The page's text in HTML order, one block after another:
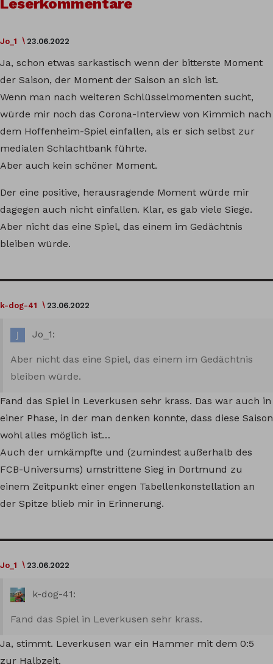
Leserkommentare
Jo_1 23.06.2022
Ja, schon etwas sarkastisch wenn der bitterste Moment
der Saison, der Moment der Saison an sich ist.
Wenn man nach weiteren Schlüsselmomenten sucht,
würde mir noch das Corona-Interview von Kimmich nach
dem Hoffenheim-Spiel einfallen, als er sich selbst zur
medialen Schlachtbank führte.
Aber auch kein schöner Moment.
Der eine positive, herausragende Moment würde mir
dagegen auch nicht einfallen. Klar, es gab viele Siege.
Aber nicht das eine Spiel, das einem im Gedächtnis
bleiben würde.
k-dog-41 23.06.2022
Jo_1:
Aber nicht das eine Spiel, das einem im Gedächtnis
bleiben würde.
Fand das Spiel in Leverkusen sehr krass. Das war auch in
einer Phase, in der man denken konnte, dass diese Saison
wohl alles möglich ist…
Auch der umkämpfte und (zumindest außerhalb des
FCB-Universums) umstrittene Sieg in Dortmund zu
einem Zeitpunkt einer engen Tabellenkonstellation an
der Spitze blieb mir in Erinnerung.
Jo_1 23.06.2022
k-dog-41:
Fand das Spiel in Leverkusen sehr krass.
Ja, stimmt. Leverkusen war ein Hammer mit dem 0:5
zur Halbzeit.